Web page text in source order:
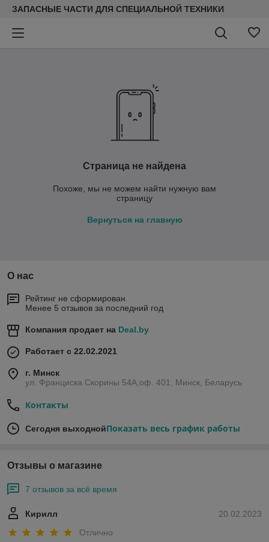
ЗАПАСНЫЕ ЧАСТИ ДЛЯ СПЕЦИАЛЬНОЙ ТЕХНИКИ
Страница не найдена
Похоже, мы не можем найти нужную вам
страницу
Вернуться на главную
О нас
Рейтинг не сформирован
Менее 5 отзывов за последний год
Компания продает на Deal.by
Работает с 22.02.2021
г. Минск
ул. Франциска Скорины 54А,оф. 401, Минск, Беларусь
Контакты
Сегодня выходнойПоказать весь график работы
Отзывы о магазине
7 отзывов за всё время
20.02.2023
Кирилл
Отлично